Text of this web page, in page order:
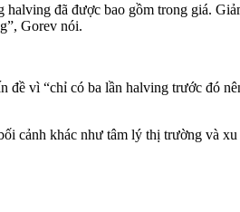
đã được bao gồm trong giá.
Gorev nói.
vì “chỉ có ba lần halving trước đó
cảnh khác như tâm lý thị trường và xu